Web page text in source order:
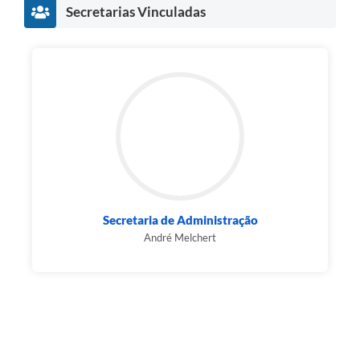
Secretarias Vinculadas
Secretaria de Administração
André Melchert